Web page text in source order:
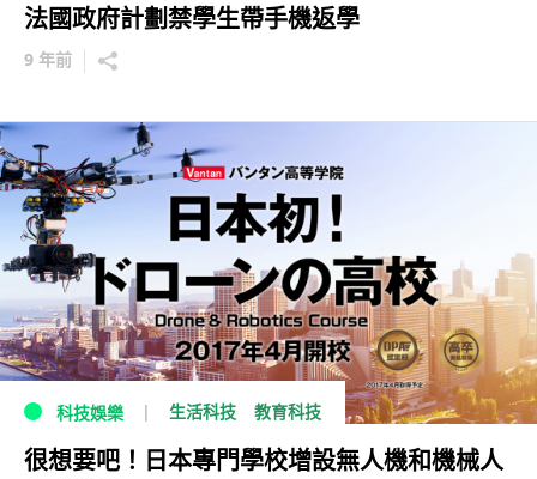
法國政府計劃禁學生帶手機返學
9 年前
科技娛樂 生活科技 教育科技
很想要吧！日本專門學校增設無人機和機械人